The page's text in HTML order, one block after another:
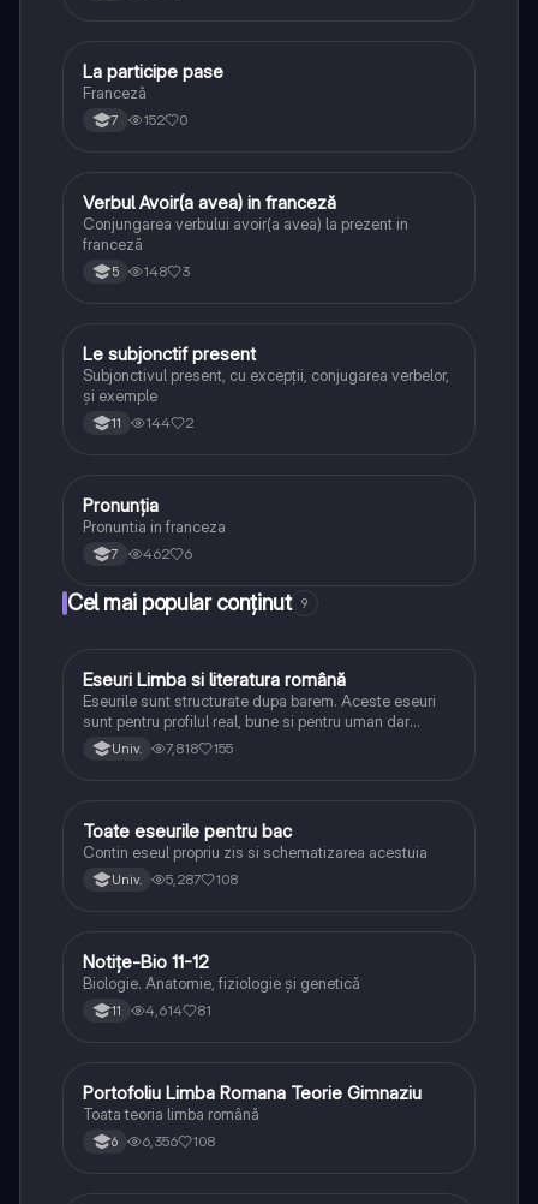
Franceză
La participe pase
Franceză
7 152 0
Franceză
Verbul Avoir(a avea) in franceză
Conjungarea verbului avoir(a avea) la prezent in
franceză
5 148 3
Franceză
Le subjonctif present
Subjonctivul present, cu excepții, conjugarea verbelor,
și exemple
11 144 2
Franceză
Pronunția
Pronuntia in franceza
7 462 6
Cel mai popular conținut 9
Limba și literatura română
Eseuri Limba si literatura română
Eseurile sunt structurate dupa barem. Aceste eseuri
sunt pentru profilul real, bune si pentru uman dar
lipsesc relatiile dintre personaje si caracrerizarile.
Univ. 7,818 155
Limba și literatura română
Toate eseurile pentru bac
Contin eseul propriu zis si schematizarea acestuia
Univ. 5,287 108
Biologie
Notițe-Bio 11-12
Biologie. Anatomie, fiziologie și genetică
11 4,614 81
Limba și literatura română
Portofoliu Limba Romana Teorie Gimnaziu
Toata teoria limba română
6 6,356 108